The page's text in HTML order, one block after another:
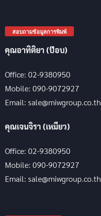
สอบถามข้อมูลการพิมพ์
คุณอาทิติยา (ป๊อบ)
Office: 02-9380950
Mobile: 090-9072927
Email: sale@miwgroup.co.th
คุณเจนจิรา (เหมียว)
Office: 02-9380950
Mobile: 090-9072927
Email: sale@miwgroup.co.th